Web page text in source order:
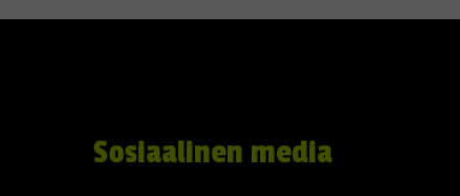
Sosiaalinen media